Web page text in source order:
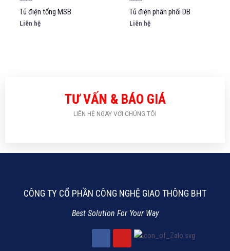
Được
xếp
hạng
0
Tủ điện tổng MSB
Liên hệ
Được
xếp
hạng
0
Tủ điện phân phối DB
Liên hệ
TƯ VẤN & BÁO GIÁ
LIÊN HỆ NGAY VỚI CHÚNG TÔI
CÔNG TY CỔ PHẦN CÔNG NGHỆ GIAO THÔNG BHT
Best Solution For Your Way